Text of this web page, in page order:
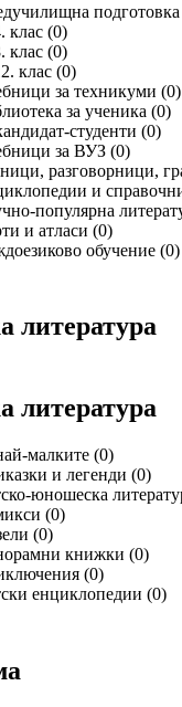
подготовка
клас (0)
клас (0)
клас (0)
за техникуми (0)
за ученика (0)
студенти (0)
за ВУЗ (0)
разговорници,
и
популярна
и атласи (0)
обучение (0)
литература
литература
малките (0)
и легенди (0)
юношеска
(0)
(0)
книжки (0)
(0)
енциклопедии (0)